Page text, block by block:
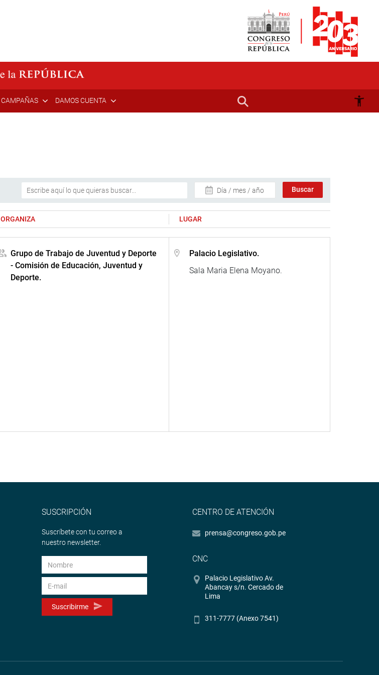
CAMPAÑAS DAMOS CUENTA
Día / mes / año
ORGANIZA LUGAR
Grupo de Trabajo de Juventud y Deporte
- Comisión de Educación, Juventud y
Deporte.
Palacio Legislativo.
Sala Maria Elena Moyano.
SUSCRIPCIÓN
Suscríbete con tu correo a
nuestro newsletter.
Suscribirme
CENTRO DE ATENCIÓN
prensa@congreso.gob.pe
CNC
Palacio Legislativo Av.
Abancay s/n. Cercado de
Lima
311-7777 (Anexo 7541)